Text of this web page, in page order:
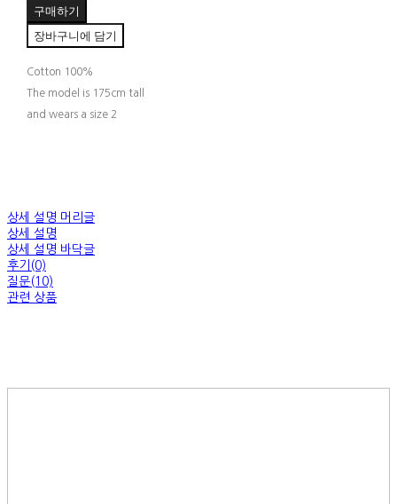
구매하기
장바구니에 담기
Cotton 100%
The model is 175cm tall
and wears a size 2
상세 설명 머리글
상세 설명
상세 설명 바닥글
후기(0)
질문(10)
관련 상품